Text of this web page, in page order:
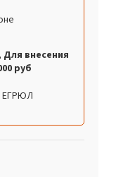
внесения
руб
ЕГРЮЛ